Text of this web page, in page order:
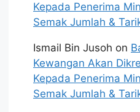
Kepada Penerima
Semak Jumlah &
Ismail Bin Jusoh on
Kewangan Akan
Kepada Penerima
Semak Jumlah &